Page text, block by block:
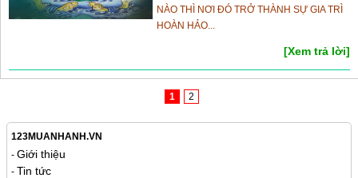
NÀO THÌ NƠI ĐÓ TRỞ THÀNH SỰ GIA TRÌ
HOÀN HẢO...
[Xem trả lời]
1 2
123MUANHANH.VN
- Giới thiệu
- Tin tức